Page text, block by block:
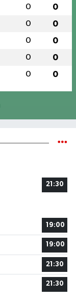
0 0
0 0
0 0
0 0
0 0
21:30
19:00
19:00
21:30
21:30